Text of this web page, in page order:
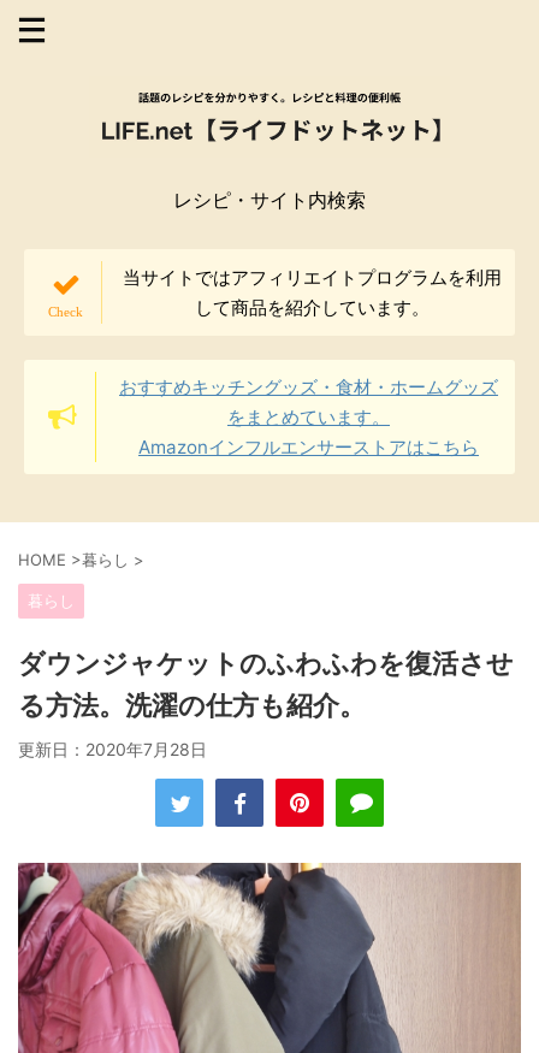
レシピ・サイト内検索
当サイトではアフィリエイトプログラムを利用
して商品を紹介しています。
おすすめキッチングッズ・食材・ホームグッズ
をまとめています。
Amazonインフルエンサーストアはこちら
HOME >暮らし >
暮らし
ダウンジャケットのふわふわを復活させ
る方法。洗濯の仕方も紹介。
更新日： 2020年7月28日